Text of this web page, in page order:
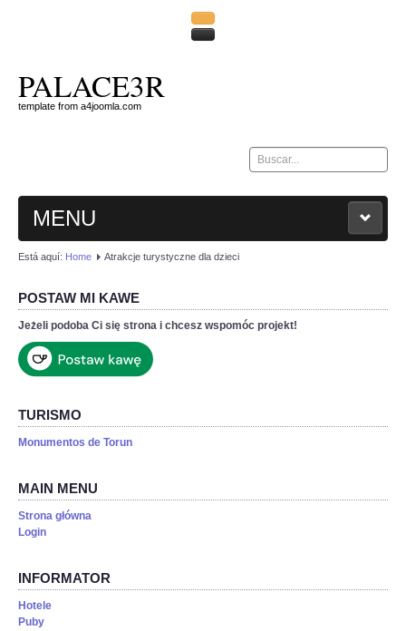
PALACE3R
template from a4joomla.com
Buscar...
MENU
HOME
KONTAKT
Está aquí: Home Atrakcje turystyczne dla dzieci
POSTAW MI KAWE
Jeżeli podoba Ci się strona i chcesz wspomóc projekt!
TURISMO
Monumentos de Torun
MAIN MENU
Strona główna
Login
INFORMATOR
Hotele
Puby